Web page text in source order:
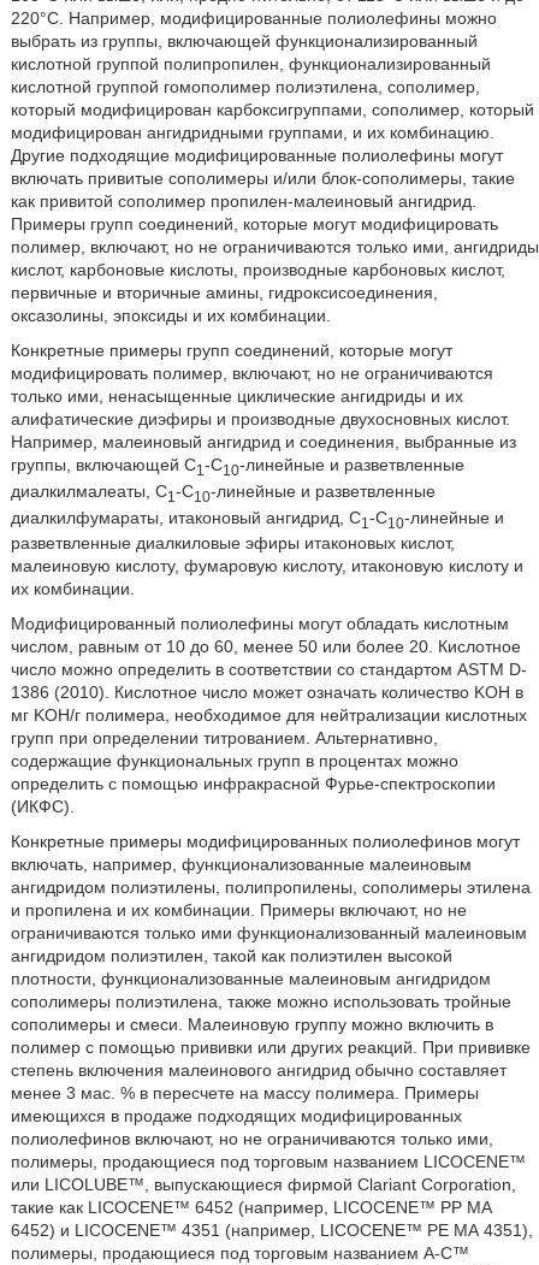
220°С. Например, модифицированные полиолефины можно
выбрать из группы, включающей функционализированный
кислотной группой полипропилен, функционализированный
кислотной группой гомополимер полиэтилена, сополимер,
который модифицирован карбоксигруппами, сополимер, который
модифицирован ангидридными группами, и их комбинацию.
Другие подходящие модифицированные полиолефины могут
включать привитые сополимеры и/или блок-сополимеры, такие
как привитой сополимер пропилен-малеиновый ангидрид.
Примеры групп соединений, которые могут модифицировать
полимер, включают, но не ограничиваются только ими, ангидриды
кислот, карбоновые кислоты, производные карбоновых кислот,
первичные и вторичные амины, гидроксисоединения,
оксазолины, эпоксиды и их комбинации.
Конкретные примеры групп соединений, которые могут
модифицировать полимер, включают, но не ограничиваются
только ими, ненасыщенные циклические ангидриды и их
алифатические диэфиры и производные двухосновных кислот.
Например, малеиновый ангидрид и соединения, выбранные из
группы, включающей C1 -С10-линейные и разветвленные
диалкилмалеаты, С1 -С10-линейные и разветвленные
диалкилфумараты, итаконовый ангидрид, С1 -С10-линейные и
разветвленные диалкиловые эфиры итаконовых кислот,
малеиновую кислоту, фумаровую кислоту, итаконовую кислоту и
их комбинации.
Модифицированный полиолефины могут обладать кислотным
числом, равным от 10 до 60, менее 50 или более 20. Кислотное
число можно определить в соответствии со стандартом ASTM D-
1386 (2010). Кислотное число может означать количество KOH в
мг KOH/г полимера, необходимое для нейтрализации кислотных
групп при определении титрованием. Альтернативно,
содержащие функциональных групп в процентах можно
определить с помощью инфракрасной Фурье-спектроскопии
(ИКФС).
Конкретные примеры модифицированных полиолефинов могут
включать, например, функционализованные малеиновым
ангидридом полиэтилены, полипропилены, сополимеры этилена
и пропилена и их комбинации. Примеры включают, но не
ограничиваются только ими функционализованный малеиновым
ангидридом полиэтилен, такой как полиэтилен высокой
плотности, функционализованные малеиновым ангидридом
сополимеры полиэтилена, также можно использовать тройные
сополимеры и смеси. Малеиновую группу можно включить в
полимер с помощью прививки или других реакций. При прививке
степень включения малеинового ангидрид обычно составляет
менее 3 мас. % в пересчете на массу полимера. Примеры
имеющихся в продаже подходящих модифицированных
полиолефинов включают, но не ограничиваются только ими,
полимеры, продающиеся под торговым названием LICOCENE™
или LICOLUBE™, выпускающиеся фирмой Clariant Corporation,
такие как LICOCENE™ 6452 (например, LICOCENE™ РР МА
6452) и LICOCENE™ 4351 (например, LICOCENE™ РЕ МА 4351),
полимеры, продающиеся под торговым названием А-С™